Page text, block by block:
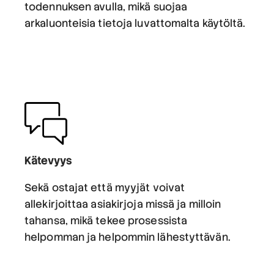
todennuksen avulla, mikä suojaa
arkaluonteisia tietoja luvattomalta käytöltä.
Kätevyys
Sekä ostajat että myyjät voivat
allekirjoittaa asiakirjoja missä ja milloin
tahansa, mikä tekee prosessista
helpomman ja helpommin lähestyttävän.